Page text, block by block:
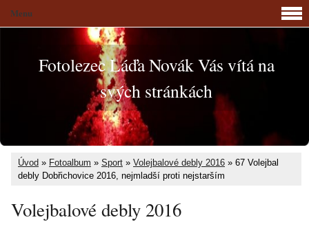
Fotolezec Láďa Novák Vás vítá na
svých stránkách
Úvod » Fotoalbum » Sport » Volejbalové debly 2016 » 67 Volejbal
debly Dobřichovice 2016, nejmladší proti nejstarším
Volejbalové debly 2016
Menu